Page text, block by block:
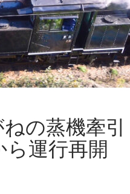
の蒸機牽引
ら運行再開